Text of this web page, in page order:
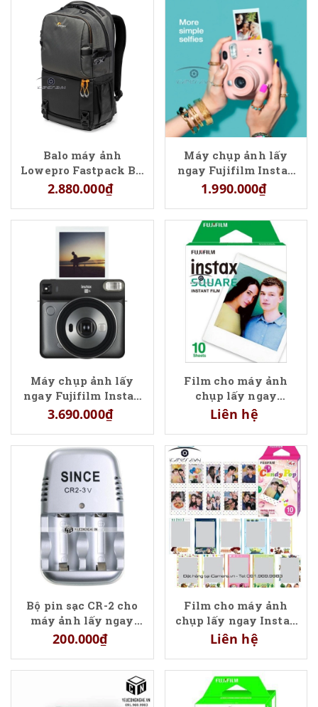
Balo máy ảnh
Lowepro Fastpack BP
250 AW III - LP37332
2.880.000₫
Máy chụp ảnh lấy
ngay Fujifilm Instax
Mini 11
1.990.000₫
Máy chụp ảnh lấy
ngay Fujifilm Instax
Square SQ6
3.690.000₫
Film cho máy ảnh
chụp lấy ngay
Fujifilm Instax Square
SQ10 hộp 10 tấm
Liên hệ
Bộ pin sạc CR-2 cho
máy ảnh lấy ngay
Fujifilm Instax Mini
25- Mini 70 - Neo 90
200.000₫
Film cho máy ảnh
chụp lấy ngay Instax
mini loại có hình
Liên hệ